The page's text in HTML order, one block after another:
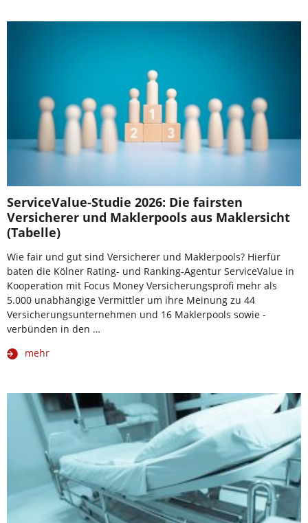
ServiceValue-Studie 2026: Die fairsten
Versicherer und Maklerpools aus Maklersicht
(Tabelle)
Wie fair und gut sind Versicherer und Maklerpools? Hierfür
baten die Kölner Rating- und Ranking-Agentur ServiceValue in
Kooperation mit Focus Money Versicherungsprofi mehr als
5.000 unabhängige Vermittler um ihre Meinung zu 44
Versicherungsunternehmen und 16 Maklerpools sowie -
verbünden in den …
mehr